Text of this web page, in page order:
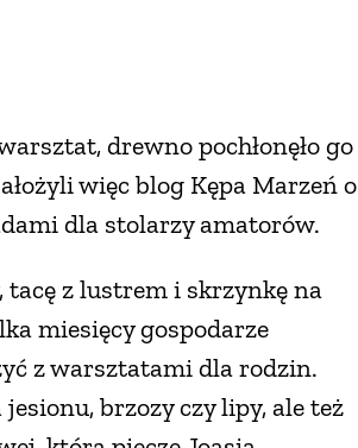
drewno pochłonęło go
więc blog Kępa Marzeń o
dla stolarzy amatorów.
tacę z lustrem i skrzynkę na
miesięcy gospodarze
z warsztatami dla rodzin.
brzozy czy lipy, ale też